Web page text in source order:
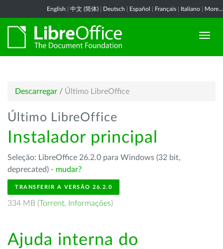
English 中文 (简体) Deutsch Español Français Italiano More...
Descarregar / Último LibreOffice
Último LibreOffice
Instalador principal
Seleção: LibreOffice 26.2.0 para Windows (32 bit,
deprecated) - mudar?
TRANSFERIR A VERSÃO 26.2.0
334 MB (Torrent, Informações)
Ajuda interna do